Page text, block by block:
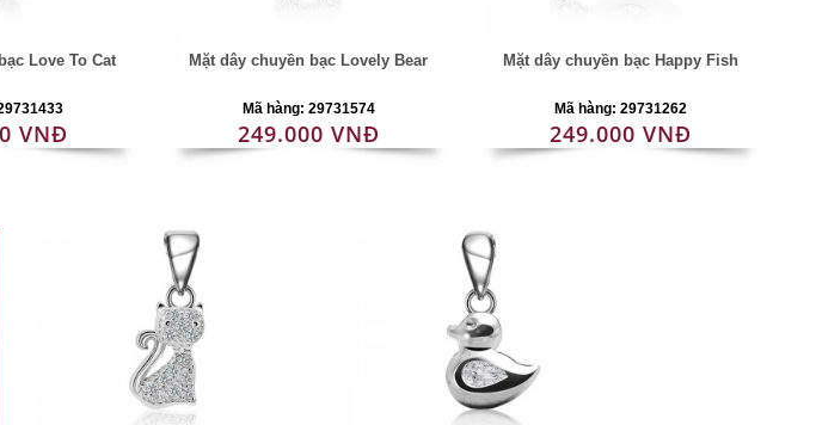
Love To Cat
VNĐ
Mặt dây chuyền bạc Lovely Bear
Mã hàng: 29731574
249.000 VNĐ
Mặt dây chuyền bạc Happy Fish
Mã hàng: 29731262
249.000 VNĐ